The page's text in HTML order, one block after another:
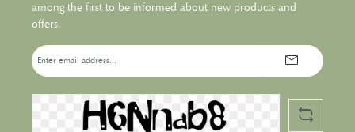
among the first to be informed about new products and
offers.
Email
address*